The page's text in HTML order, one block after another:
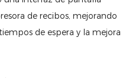
de recibos, mejorando
de espera y la mejora